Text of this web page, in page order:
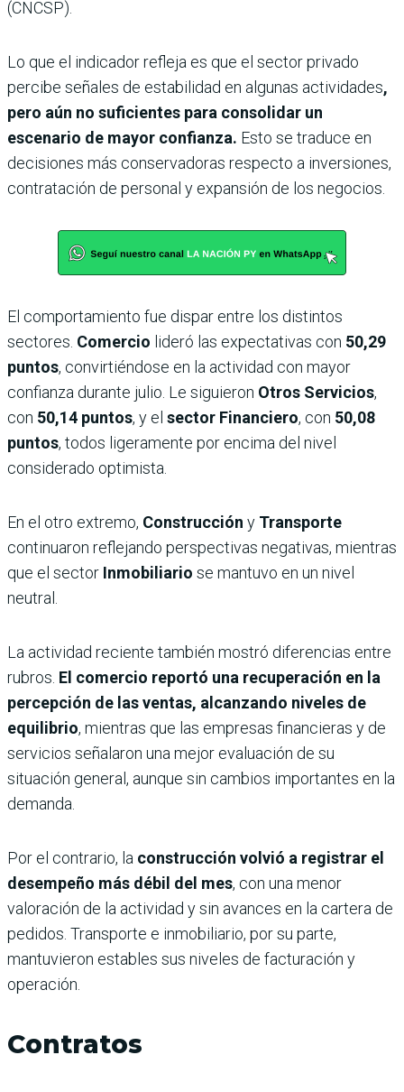
(CNCSP).
Lo que el indicador refleja es que el sector privado
percibe señales de estabilidad en algunas actividades,
pero aún no suficientes para consolidar un
escenario de mayor confianza. Esto se traduce en
decisiones más conservadoras respecto a inversiones,
contratación de personal y expansión de los negocios.
El comportamiento fue dispar entre los distintos
sectores. Comercio lideró las expectativas con 50,29
puntos, convirtiéndose en la actividad con mayor
confianza durante julio. Le siguieron Otros Servicios,
con 50,14 puntos, y el sector Financiero, con 50,08
puntos, todos ligeramente por encima del nivel
considerado optimista.
En el otro extremo, Construcción y Transporte
continuaron reflejando perspectivas negativas, mientras
que el sector Inmobiliario se mantuvo en un nivel
neutral.
La actividad reciente también mostró diferencias entre
rubros. El comercio reportó una recuperación en la
percepción de las ventas, alcanzando niveles de
equilibrio, mientras que las empresas financieras y de
servicios señalaron una mejor evaluación de su
situación general, aunque sin cambios importantes en la
demanda.
Por el contrario, la construcción volvió a registrar el
desempeño más débil del mes, con una menor
valoración de la actividad y sin avances en la cartera de
pedidos. Transporte e inmobiliario, por su parte,
mantuvieron estables sus niveles de facturación y
operación.
Contratos